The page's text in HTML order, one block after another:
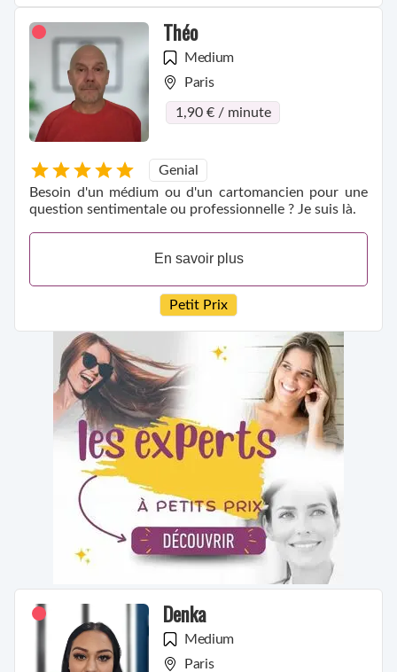
Théo
Medium
Paris
1,90 € / minute
Genial
Besoin d'un médium ou d'un cartomancien pour une
question sentimentale ou professionnelle ? Je suis là.
En savoir plus
Petit Prix
Denka
Medium
Paris